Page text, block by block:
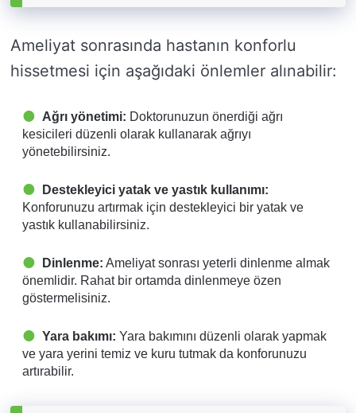
Ameliyat sonrasında hastanın konforlu
hissetmesi için aşağıdaki önlemler alınabilir:
Ağrı yönetimi: Doktorunuzun önerdiği ağrı
kesicileri düzenli olarak kullanarak ağrıyı
yönetebilirsiniz.
Destekleyici yatak ve yastık kullanımı:
Konforunuzu artırmak için destekleyici bir yatak ve
yastık kullanabilirsiniz.
Dinlenme: Ameliyat sonrası yeterli dinlenme almak
önemlidir. Rahat bir ortamda dinlenmeye özen
göstermelisiniz.
Yara bakımı: Yara bakımını düzenli olarak yapmak
ve yara yerini temiz ve kuru tutmak da konforunuzu
artırabilir.